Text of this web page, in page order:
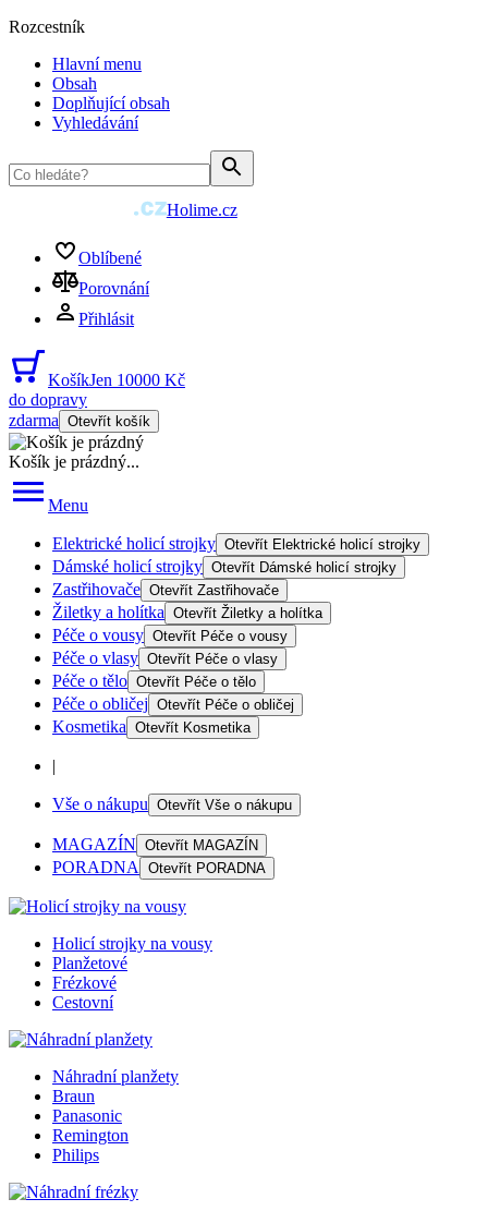
Rozcestník
Hlavní menu
Obsah
Doplňující obsah
Vyhledávání
Holime.cz
Oblíbené
Porovnání
Přihlásit
KošíkJen 10000 Kč
do dopravy
zdarma Otevřít košík
Košík je prázdný...
Menu
Elektrické holicí strojky Otevřít Elektrické holicí strojky
Dámské holicí strojky Otevřít Dámské holicí strojky
Zastřihovače Otevřít Zastřihovače
Žiletky a holítka Otevřít Žiletky a holítka
Péče o vousy Otevřít Péče o vousy
Péče o vlasy Otevřít Péče o vlasy
Péče o tělo Otevřít Péče o tělo
Péče o obličej Otevřít Péče o obličej
Kosmetika Otevřít Kosmetika
|
Vše o nákupu Otevřít Vše o nákupu
MAGAZÍN Otevřít MAGAZÍN
PORADNA Otevřít PORADNA
Holicí strojky na vousy
Planžetové
Frézkové
Cestovní
Náhradní planžety
Braun
Panasonic
Remington
Philips